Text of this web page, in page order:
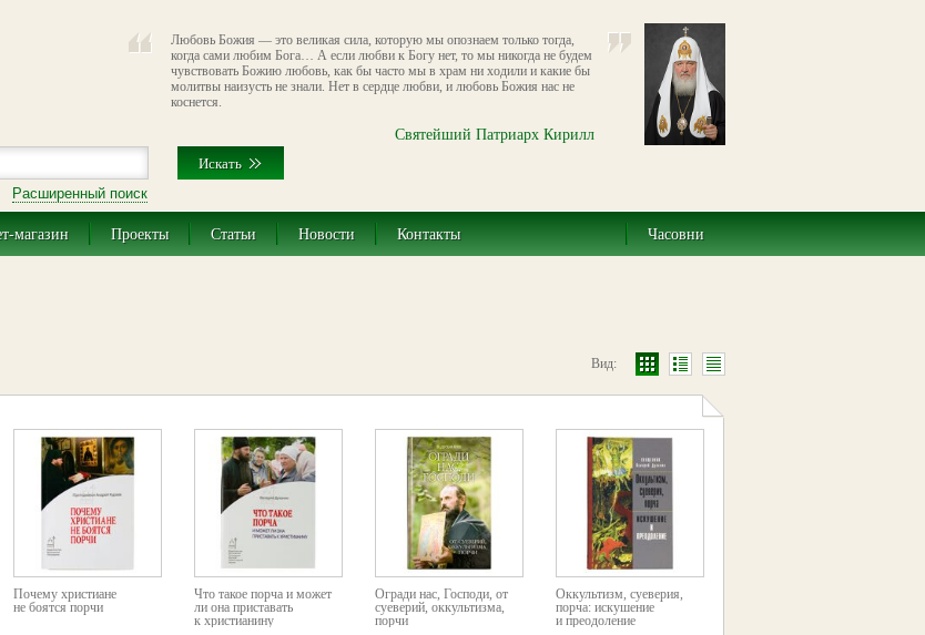
Любовь Божия — это великая сила, которую мы опознаем только тогда,
когда сами любим Бога… А если любви к Богу нет, то мы никогда не будем
чувствовать Божию любовь, как бы часто мы в храм ни ходили и какие бы
молитвы наизусть не знали. Нет в сердце любви, и любовь Божия нас не
коснется.
Святейший Патриарх Кирилл
Расширенный поиск
магазин Проекты Статьи Новости Контакты Часовни
Вид:
Почему христиане
не боятся порчи
Что такое порча и может
ли она приставать
к христианину
Огради нас, Господи, от
суеверий, оккультизма,
порчи
Оккультизм, суеверия,
порча: искушение
и преодоление